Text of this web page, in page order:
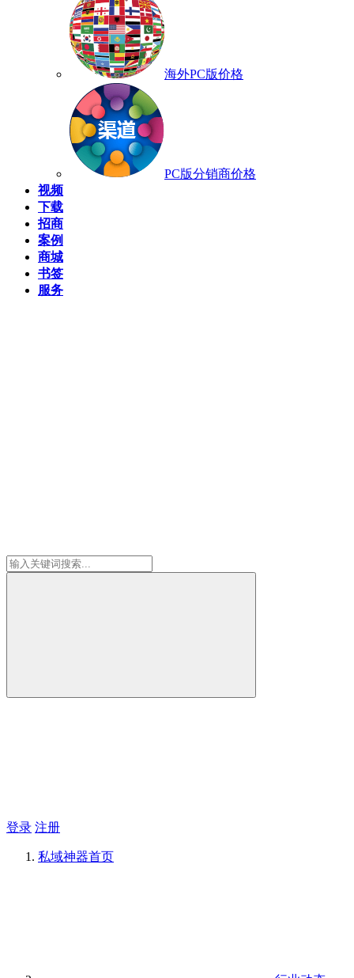
海外PC版价格
PC版分销商价格
视频
下载
招商
案例
商城
书签
服务
登录 注册
私域神器首页